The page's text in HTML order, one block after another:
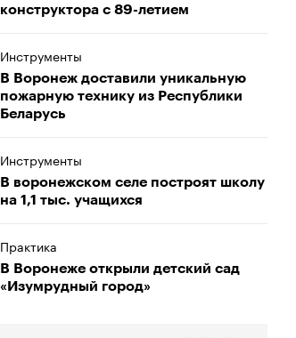
конструктора с 89-летием
Инструменты
В Воронеж доставили уникальную
пожарную технику из Республики
Беларусь
Инструменты
В воронежском селе построят школу
на 1,1 тыс. учащихся
Практика
В Воронеже открыли детский сад
«Изумрудный город»